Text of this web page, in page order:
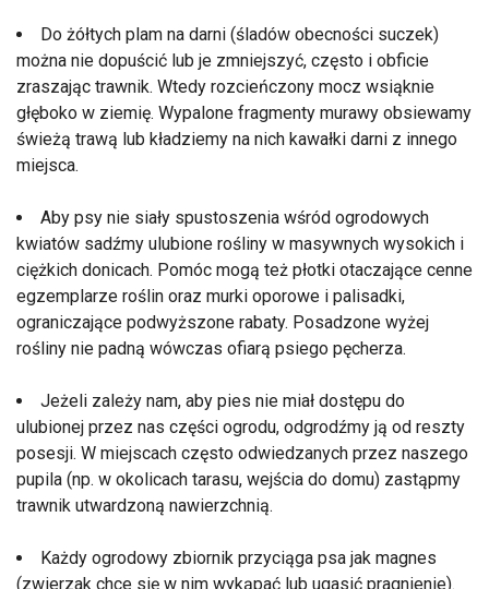
Do żółtych plam na darni (śladów obecności suczek)
można nie dopuścić lub je zmniejszyć, często i obficie
zraszając trawnik. Wtedy rozcieńczony mocz wsiąknie
głęboko w ziemię. Wypalone fragmenty murawy obsiewamy
świeżą trawą lub kładziemy na nich kawałki darni z innego
miejsca.
Aby psy nie siały spustoszenia wśród ogrodowych
kwiatów sadźmy ulubione rośliny w masywnych wysokich i
ciężkich donicach. Pomóc mogą też płotki otaczające cenne
egzemplarze roślin oraz murki oporowe i palisadki,
ograniczające podwyższone rabaty. Posadzone wyżej
rośliny nie padną wówczas ofiarą psiego pęcherza.
Jeżeli zależy nam, aby pies nie miał dostępu do
ulubionej przez nas części ogrodu, odgrodźmy ją od reszty
posesji. W miejscach często odwiedzanych przez naszego
pupila (np. w okolicach tarasu, wejścia do domu) zastąpmy
trawnik utwardzoną nawierzchnią.
Każdy ogrodowy zbiornik przyciąga psa jak magnes
(zwierzak chce się w nim wykąpać lub ugasić pragnienie).